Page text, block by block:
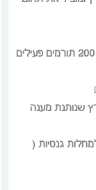
200 תורמים פעילים
שנותנת מענה
גנטיות (